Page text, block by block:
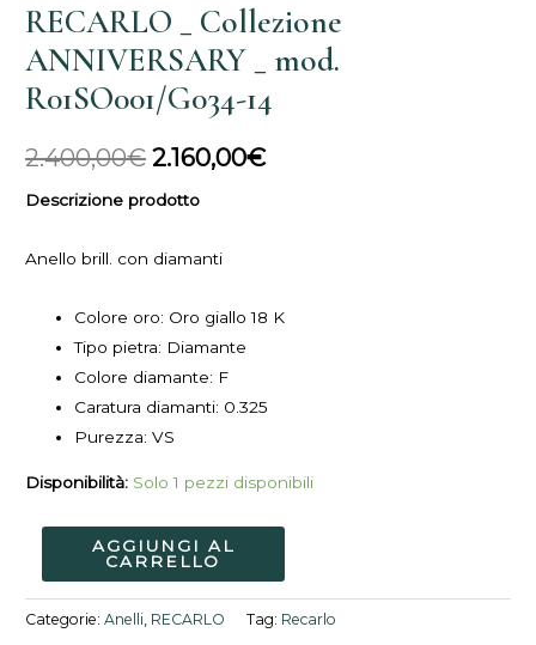
RECARLO _ Collezione
ANNIVERSARY _ mod.
R01SO001/G034-14
2.400,00€
originale
era:
2.400,00€.
2.160,00€
attuale
è:
2.160,00€.
Descrizione prodotto
Anello brill. con diamanti
Colore oro: Oro giallo 18 K
Tipo pietra: Diamante
Colore diamante: F
Caratura diamanti: 0.325
Purezza: VS
Disponibilità: Solo 1 pezzi disponibili
ANNIVERSARY
mod.
R01SO001/G034-
quantità
AGGIUNGI AL
CARRELLO
Categorie:Anelli RECARLO Tag: Recarlo